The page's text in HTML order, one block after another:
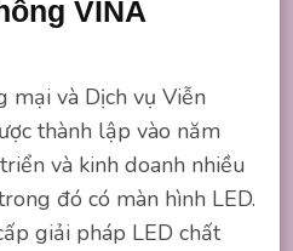
VINA
mại và Dịch vụ Viễn
thành lập vào năm
và kinh doanh nhiều
đó có màn hình LED.
giải pháp LED chất